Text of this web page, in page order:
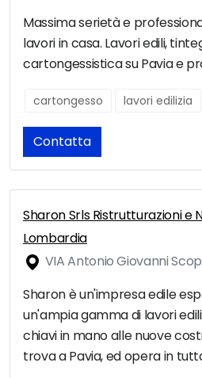
Massima serietà e
lavori in casa. Lavori edili,
cartongessistica su Pavia e
cartongesso lavori edilizia
Contatta
Sharon Srls Ristrutturazioni e
Lombardia
VIA Antonio Giovanni
Sharon è un'impresa edile
un'ampia gamma di lavori
chiavi in mano alle nuove
trova a Pavia, ed opera in